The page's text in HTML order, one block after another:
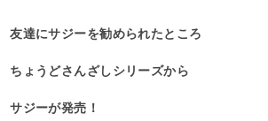
友達にサジーを勧められたところ
ちょうどさんざしシリーズから
サジーが発売！